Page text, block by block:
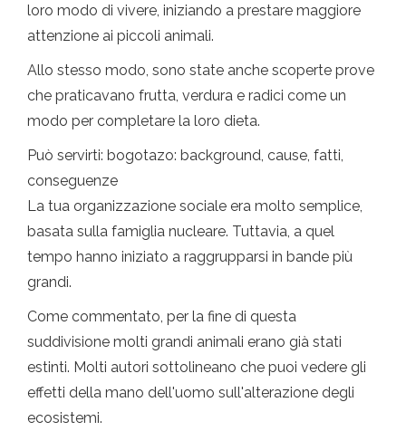
loro modo di vivere, iniziando a prestare maggiore
attenzione ai piccoli animali.
Allo stesso modo, sono state anche scoperte prove
che praticavano frutta, verdura e radici come un
modo per completare la loro dieta.
Può servirti: bogotazo: background, cause, fatti,
conseguenze
La tua organizzazione sociale era molto semplice,
basata sulla famiglia nucleare. Tuttavia, a quel
tempo hanno iniziato a raggrupparsi in bande più
grandi.
Come commentato, per la fine di questa
suddivisione molti grandi animali erano già stati
estinti. Molti autori sottolineano che puoi vedere gli
effetti della mano dell'uomo sull'alterazione degli
ecosistemi.